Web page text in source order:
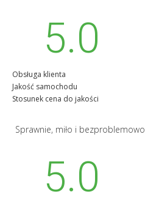
5.0
Obsługa klienta
Jakość samochodu
Stosunek cena do jakości
Sprawnie, miło i bezproblemowo
5.0